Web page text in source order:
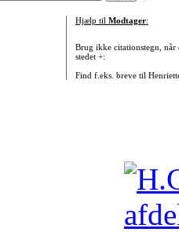
Hjælp til Modtager:
Brug ikke citationstegn, når
stedet +:
Find f.eks. breve til